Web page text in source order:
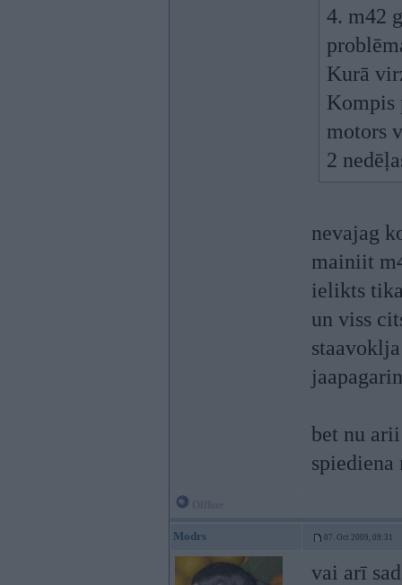
4. m42
Kurā
Kompis
motors
2
nevajag
mainiit
ielikts
un viss
bet nu
spiediena
Modrs 07. Oct 2009, 09:31
vai arī